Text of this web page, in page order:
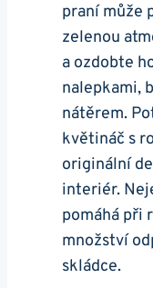
praní může
zelenou
a ozdobte
nalepkami,
nátěrem.
květináč s
originální
interiér.
pomáhá při
množství
skládce.